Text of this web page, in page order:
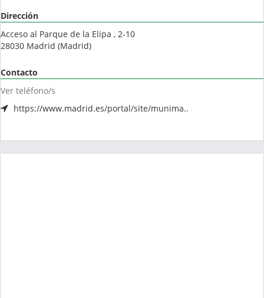
Dirección
Acceso al Parque de la Elipa , 2-10
28030 Madrid (Madrid)
Contacto
Ver teléfono/s
https://www.madrid.es/portal/site/munima..